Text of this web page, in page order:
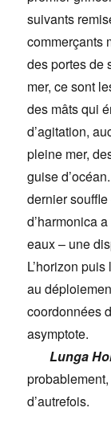
suivants
commerçants
des portes de
mer, ce sont
des mâts qui
d’agitation,
pleine mer,
guise
dernier
d’harmonica
eaux – une
L’horizon
au
coordonnées
asymptote.
Lunga
d’autrefois.